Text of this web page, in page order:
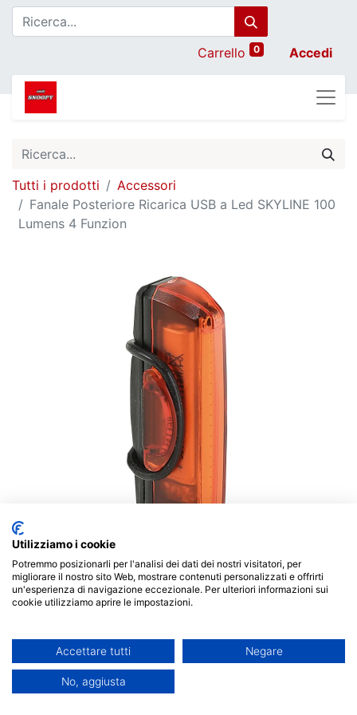
Carrello 0 Accedi
Tutti i prodotti
Accessori
Fanale Posteriore Ricarica USB a Led SKYLINE 100
Lumens 4 Funzion
Descrizione prodotto
Scheda tecnica
Utilizziamo i cookie
Potremmo posizionarli per l'analisi dei dati dei nostri visitatori, per
migliorare il nostro sito Web, mostrare contenuti personalizzati e offrirti
un'esperienza di navigazione eccezionale. Per ulteriori informazioni sui
cookie utilizziamo aprire le impostazioni.
Accettare tutti Negare
No, aggiusta